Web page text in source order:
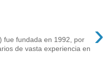
›
fue fundada en 1992, por
de vasta experiencia en